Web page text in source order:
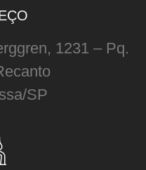
1231 – Pq.
SP